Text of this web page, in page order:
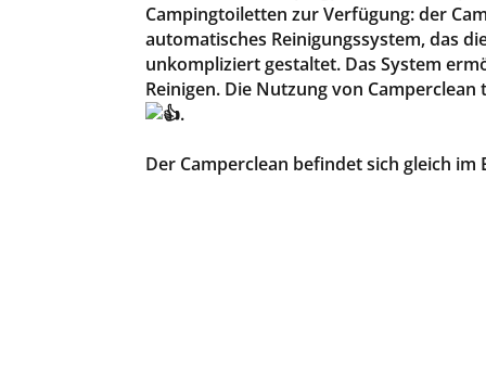
Campingtoiletten zur Verfügung: der
automatisches Reinigungssystem, das
unkompliziert gestaltet. Das System
Reinigen. Die Nutzung von
.
Der Camperclean befindet sich gleich